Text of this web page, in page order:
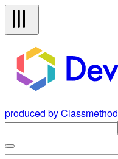
produced by Classmethod